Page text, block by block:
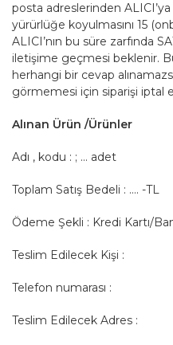
posta adreslerinden
yürürlüğe koyulmasını 15
ALICI’nın bu süre zarfında
iletişime geçmesi beklenir.
herhangi bir cevap
görmemesi için siparişi iptal
Alınan Ürün /Ürünler
Adı , kodu : ; … adet
Toplam Satış Bedeli : …. -TL
Ödeme Şekli : Kredi Kartı/
Teslim Edilecek Kişi :
Telefon numarası :
Teslim Edilecek Adres :